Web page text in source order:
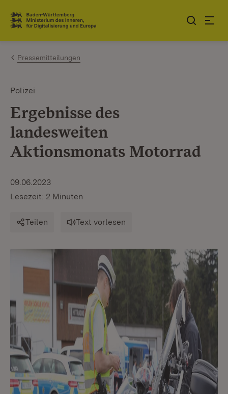
Zum Inhalt springen
Link zur Startseite
Pressemitteilungen
Polizei
Ergebnisse des
landesweiten
Aktionsmonats Motorrad
09.06.2023
Lesezeit: 2 Minuten
Teilen Text vorlesen